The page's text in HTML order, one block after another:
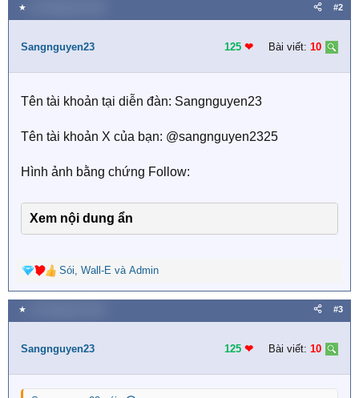
a
c
i
n
★ #2
Sangnguyen23 125 ❤︎ Bài viết: 10
Tên tài khoản tại diễn đàn: Sangnguyen23
Tên tài khoản X của bạn: @sangnguyen2325
Hình ảnh bằng chứng Follow:
Xem nội dung ẩn
R
e
a
c
i
n
s
Sói, Wall-E và Admin
★ #3
Sangnguyen23 125 ❤︎ Bài viết: 10